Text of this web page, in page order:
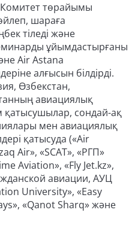
төрайымы
шараға
тіледі және
ұйымдастырғаны
Air Astana
алғысын білдірді.
Өзбекстан,
авиациялық
қатысушылар, сондай-ақ
мен авиациялық
қатысуда («Air
Air», «SCAT», «РГП»
Aviation», «Fly Jet.kz»,
авиации, АУЦ
University», «Easy
«Qanot Sharq» және